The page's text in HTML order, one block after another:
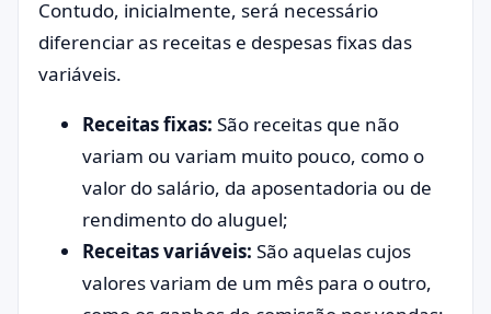
Contudo, inicialmente, será necessário
diferenciar as receitas e despesas fixas das
variáveis.
Receitas fixas: São receitas que não
variam ou variam muito pouco, como o
valor do salário, da aposentadoria ou de
rendimento do aluguel;
Receitas variáveis: São aquelas cujos
valores variam de um mês para o outro,